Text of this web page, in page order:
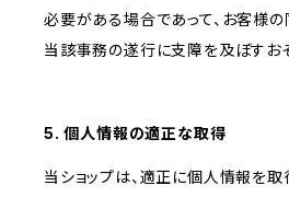
必要がある場合であって、お客様の
当該事務の遂行に支障を及ぼすお
5. 個人情報の適正な取得
当ショップは、適正に個人情報を